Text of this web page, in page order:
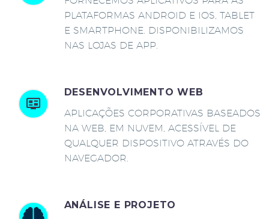
PLATAFORMAS ANDROID E IOS, TABLET
E SMARTPHONE. DISPONIBILIZAMOS
NAS LOJAS DE APP.
DESENVOLVIMENTO WEB
APLICAÇÕES CORPORATIVAS BASEADOS
NA WEB, EM NUVEM, ACESSÍVEL DE
QUALQUER DISPOSITIVO ATRAVÉS DO
NAVEGADOR.
ANÁLISE E PROJETO